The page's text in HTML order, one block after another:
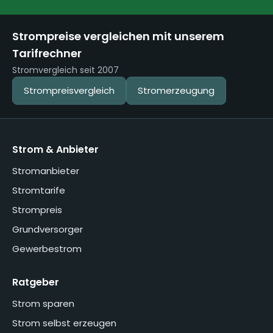
Strompreise vergleichen mit unserem
Tarifrechner
Stromvergleich seit 2007
Strompreisvergleich Stromerzeugung
Strom & Anbieter
Stromanbieter
Stromtarife
Strompreis
Grundversorger
Gewerbestrom
Ratgeber
Strom sparen
Strom selbst erzeugen